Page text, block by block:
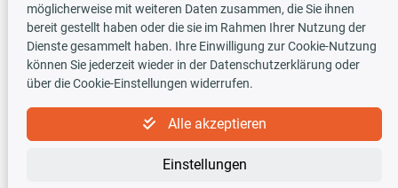
TecDoc INSIDE
Newsletter
möglicherweise mit weiteren Daten zusammen, die Sie ihnen
bereit gestellt haben oder die sie im Rahmen Ihrer Nutzung der
Dienste gesammelt haben. Ihre Einwilligung zur Cookie-Nutzung
können Sie jederzeit wieder in der Datenschutzerklärung oder
über die Cookie-Einstellungen widerrufen.
Alle akzeptieren
Einstellungen